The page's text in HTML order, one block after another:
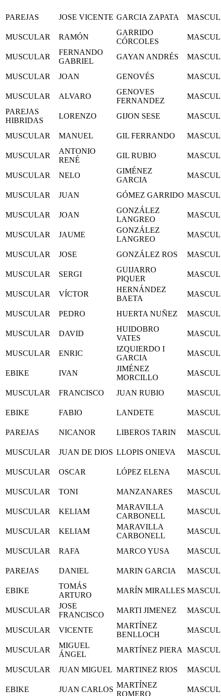
PAREJAS JOSE VICENTE GARCIA ZAPATA
MUSCULAR RAMÓN
GARRIDO
CÓRCOLES
MUSCULAR
FERNANDO
GABRIEL
GAYAN ANDRÉS
MUSCULAR JOAN GENOVÉS
MUSCULAR ALVARO
GENOVES
FERNANDEZ
PAREJAS
HIBRIDAS
LORENZO GIJON SESE
MUSCULAR MANUEL GIL FERRANDO
MUSCULAR
ANTONIO
RENÉ
GIL RUBIO
MUSCULAR NELO
GIMÉNEZ
GARCIA
MUSCULAR JUAN GÓMEZ GARRIDO
MUSCULAR JOAN
GONZÁLEZ
LANGREO
MUSCULAR JAUME
GONZÁLEZ
LANGREO
MUSCULAR JOSE GONZÁLEZ ROS
MUSCULAR SERGI
GUIJARRO
PIQUER
MUSCULAR VÍCTOR
HERNÁNDEZ
BAETA
MUSCULAR PEDRO HUERTA NUÑEZ
MUSCULAR DAVID
HUIDOBRO
VATES
MUSCULAR ENRIC
IZQUIERDO I
GARCIA
EBIKE IVAN
JIMÉNEZ
MORCILLO
MUSCULAR FRANCISCO JUAN RUBIO
EBIKE FABIO LANDETE
PAREJAS NICANOR LIBEROS TARIN
MUSCULAR JUAN DE DIOS LLOPIS ONIEVA
MUSCULAR OSCAR LÓPEZ ELENA
MUSCULAR TONI MANZANARES
MUSCULAR KELIAM
MARAVILLA
CARBONELL
MUSCULAR KELIAM
MARAVILLA
CARBONELL
MUSCULAR RAFA MARCO YUSA
PAREJAS DANIEL MARIN GARCIA
EBIKE
TOMÁS
ARTURO
MARÍN MIRALLES
MUSCULAR
JOSE
FRANCISCO
MARTI JIMENEZ
MUSCULAR VICENTE
MARTÍNEZ
BENLLOCH
MUSCULAR
MIGUEL
ÁNGEL
MARTÍNEZ PIERA
MUSCULAR JUAN MIGUEL MARTINEZ RIOS
EBIKE JUAN CARLOS
MARTÍNEZ
ROMERO